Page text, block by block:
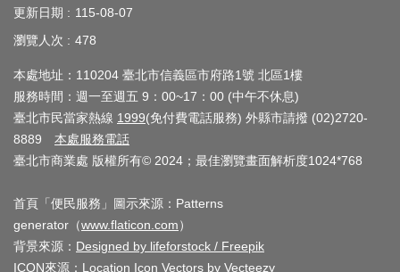
策
務
電
話
資
訊
更新日期
115-08-07
瀏覽人次
478
本處地址：110204 臺北市信義區市府路1號 北區1樓
服務時間：週一至週五 9：00~17：00 (中午不休息)
臺北市民當家熱線 1999(免付費電話服務) 外縣市請撥 (02)2720-
8889 本處服務電話
臺北市商業處 版權所有© 2024；最佳瀏覽畫面解析度1024*768
首頁「便民服務」圖示來源：Patterns
generator（www.flaticon.com）
背景來源： Designed by lifeforstock / Freepik
ICON來源： Location Icon Vectors by Vecteezy